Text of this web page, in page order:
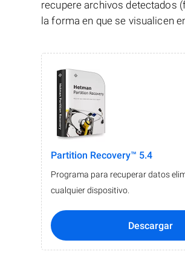
recupere archivos detectados
la forma en que se visualicen
Partition Recovery™ 5.4
Programa para recuperar datos
cualquier dispositivo.
Descargar